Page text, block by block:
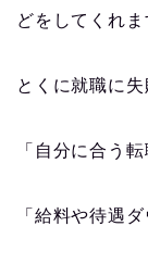
どをしてくれま
とくに就職に失
「自分に合う
「給料や待遇